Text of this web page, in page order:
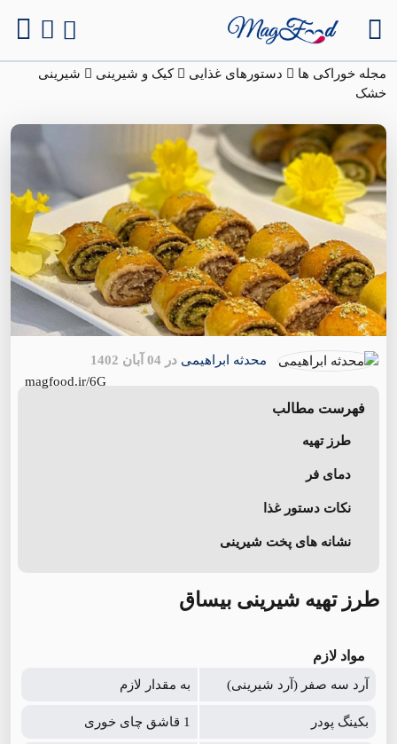
مجله خوراکی ها دستورهای غذایی کیک و شیرینی
شیرینی
خشک
محدثه ابراهیمی در 04 آبان 1402
magfood.ir/6G
فهرست مطالب
طرز تهیه
دمای فر
نکات دستور غذا
نشانه های پخت شیرینی
طرز تهیه شیرینی بیساق
مواد لازم
آرد سه صفر (آرد شیرینی)
به مقدار لازم
بکینگ پودر 1 قاشق چای خوری